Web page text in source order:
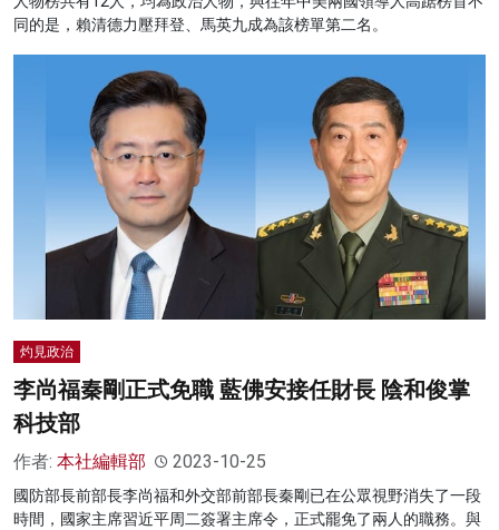
同的是，賴清德力壓拜登、馬英九成為該榜單第二名。
灼見政治
李尚福秦剛正式免職 藍佛安接任財長 陰和俊掌
科技部
作者: 本社編輯部 2023-10-25
國防部長前部長李尚福和外交部前部長秦剛已在公眾視野消失了一段
時間，國家主席習近平周二簽署主席令，正式罷免了兩人的職務。與